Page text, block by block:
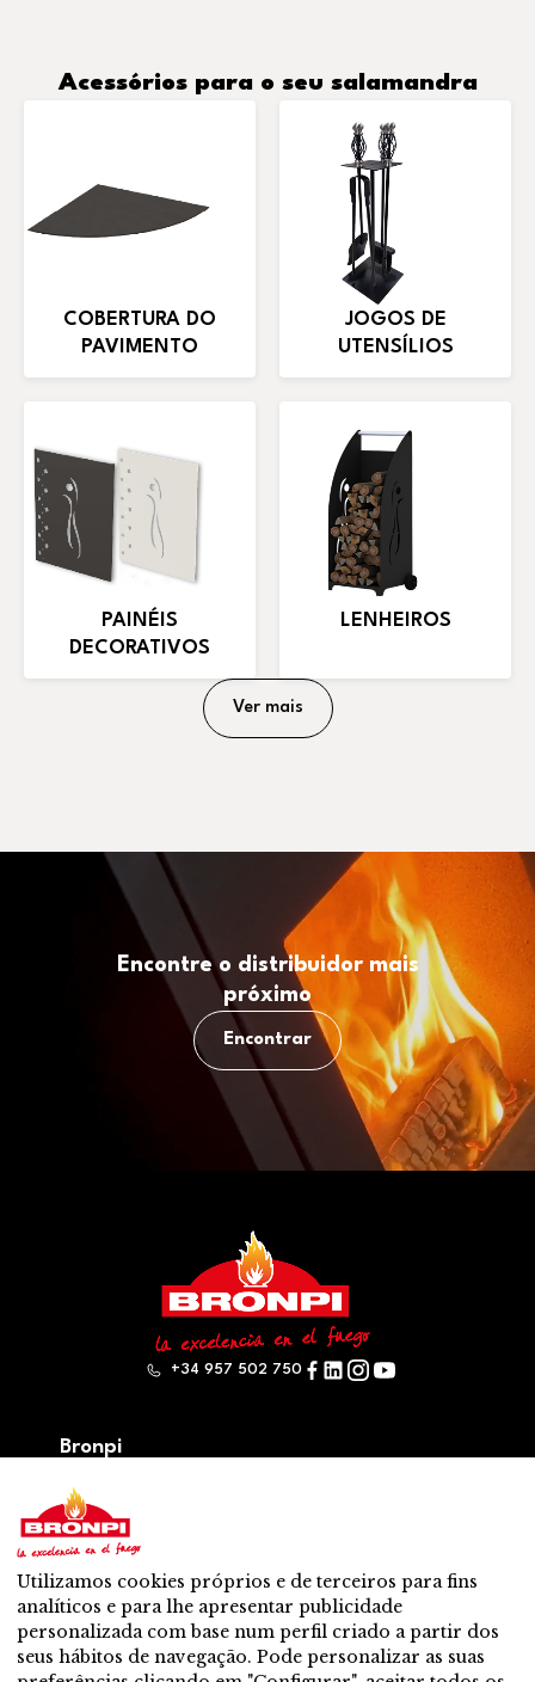
Acessórios para o seu salamandra
COBERTURA DO
PAVIMENTO
JOGOS DE
UTENSÍLIOS
PAINÉIS
DECORATIVOS
LENHEIROS
Ver mais
Encontre o distribuidor mais
próximo
Encontrar
+34 957 502 750
Bronpi
Serie lenha
Série de pellet
Híbrido: lenha – pellet
Acessórios
Ventilação
Novo
Contato
Utilizamos cookies próprios e de terceiros para fins
analíticos e para lhe apresentar publicidade
personalizada com base num perfil criado a partir dos
seus hábitos de navegação. Pode personalizar as suas